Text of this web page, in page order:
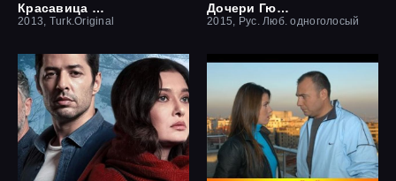
Красавица и чудовище
2013, Turk.Original
Дочери Гюнеш
2015, Рус. Люб. одноголосый